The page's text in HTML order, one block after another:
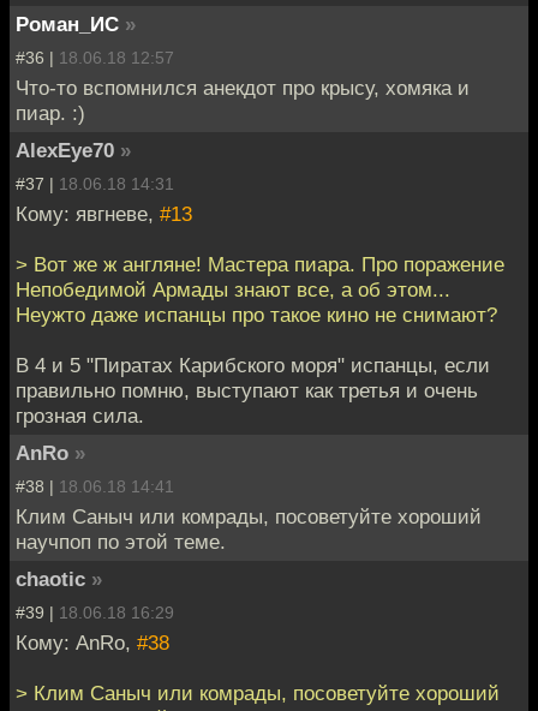
Роман_ИС »
#36 | 18.06.18 12:57
Что-то вспомнился анекдот про крысу, хомяка и
пиар. :)
AlexEye70 »
#37 | 18.06.18 14:31
Кому: явгневе, #13
> Вот же ж англяне! Мастера пиара. Про поражение
Непобедимой Армады знают все, а об этом...
Неужто даже испанцы про такое кино не снимают?
В 4 и 5 "Пиратах Карибского моря" испанцы, если
правильно помню, выступают как третья и очень
грозная сила.
AnRo »
#38 | 18.06.18 14:41
Клим Саныч или комрады, посоветуйте хороший
научпоп по этой теме.
chaotic »
#39 | 18.06.18 16:29
Кому: AnRo, #38
> Клим Саныч или комрады, посоветуйте хороший